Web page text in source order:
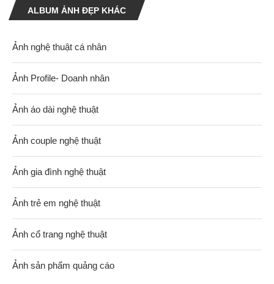
ALBUM ẢNH ĐẸP KHÁC
Ảnh nghệ thuật cá nhân
Ảnh Profile- Doanh nhân
Ảnh áo dài nghệ thuật
Ảnh couple nghệ thuật
Ảnh gia đình nghệ thuật
Ảnh trẻ em nghệ thuật
Ảnh cổ trang nghệ thuật
Ảnh sản phẩm quảng cáo